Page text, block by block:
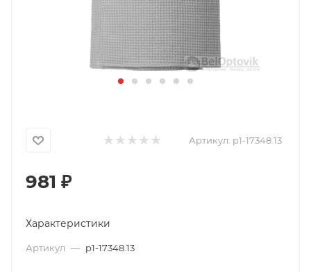
Артикул: p1-17348.13
981 ₽
Характеристики
Артикул — p1-17348.13